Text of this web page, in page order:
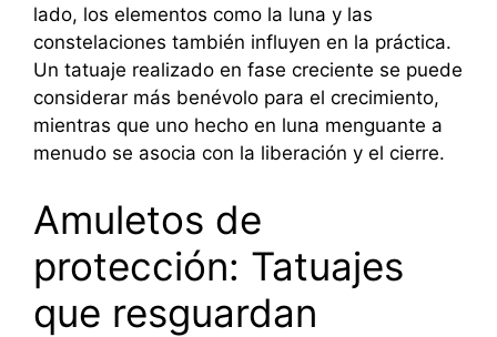
lado, los elementos como la luna y las
constelaciones también influyen en la práctica.
Un tatuaje realizado en fase creciente se puede
considerar más benévolo para el crecimiento,
mientras que uno hecho en luna menguante a
menudo se asocia con la liberación y el cierre.
Amuletos de
protección: Tatuajes
que resguardan